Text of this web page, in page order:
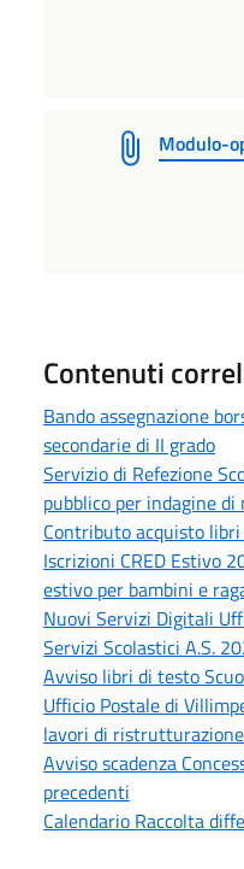
Modulo-
Contenuti
Bando assegnazione
secondarie di II grado
Servizio di Refezione
pubblico per indagine di
Contributo acquisto
Iscrizioni CRED Estivo
estivo per bambini e
Nuovi Servizi Digitali
Servizi Scolastici A.S.
Avviso libri di testo
Ufficio Postale di
lavori di
Avviso scadenza
precedenti
Calendario Raccolta